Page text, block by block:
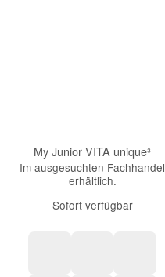
My Junior VITA unique³
Im ausgesuchten Fachhandel
erhältlich.
Sofort verfügbar